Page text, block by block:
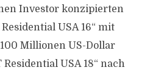
Investor konzipierten
USA 16“ mit
Millionen US-Dollar
USA 18“ nach